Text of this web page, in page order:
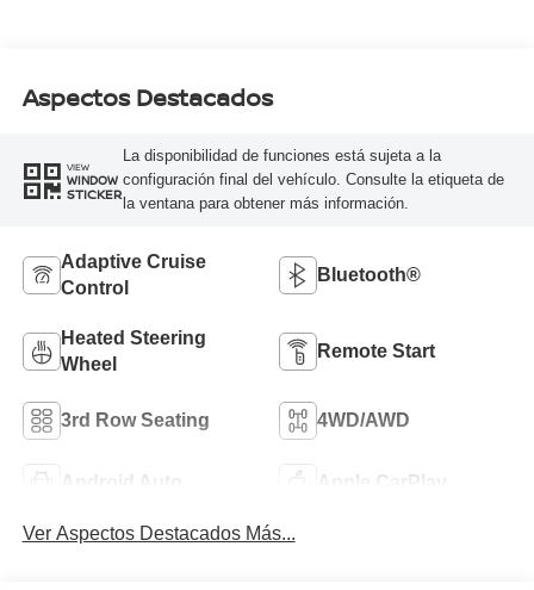
Aspectos Destacados
VIEW
WINDOW
STICKER
La disponibilidad de funciones está sujeta a la
configuración final del vehículo. Consulte la etiqueta de
la ventana para obtener más información.
Adaptive Cruise
Control
Bluetooth®
Heated Steering
Wheel
Remote Start
3rd Row Seating 4WD/AWD
Android Auto Apple CarPlay
Ver Aspectos Destacados Más...